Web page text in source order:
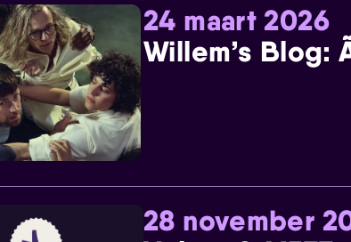
24 maart 2026
Willem’s Blog:
28 november